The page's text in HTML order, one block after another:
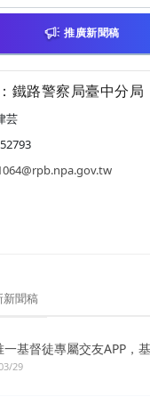
推廣新聞稿
鐵路警察局臺中分局
芸
新聞稿
一基督徒專屬交友APP，
29